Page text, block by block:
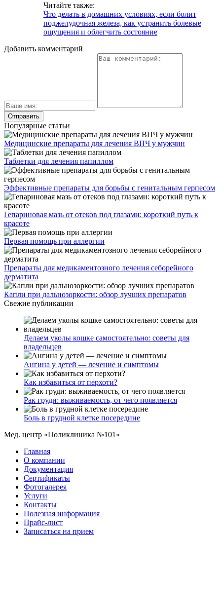
Читайте также:
Что делать в домашних условиях, если болит
поджелудочная железа, как устранить болевые
ощущения и облегчить состояние
Добавить комментарий
Популярные статьи
Медицинские препараты для лечения ВПЧ у мужчин
Таблетки для лечения папиллом
Эффективные препараты для борьбы с генитальным герпесом
Гепариновая мазь от отеков под глазами: короткий путь к
красоте
Первая помощь при аллергии
Препараты для медикаментозного лечения себорейного
дерматита
Капли при дальнозоркости: обзор лучших препаратов
Свежие публикации
Делаем уколы кошке самостоятельно: советы для
владельцев
Ангина у детей — лечение и симптомы
Как избавиться от перхоти?
Рак груди: выживаемость, от чего появляется
Боль в грудной клетке посередине
Мед. центр «Поликлиника №101»
Главная
О компании
Документация
Сертификаты
Фотогалерея
Услуги
Контакты
Полезная информация
Прайс-лист
Записаться на прием